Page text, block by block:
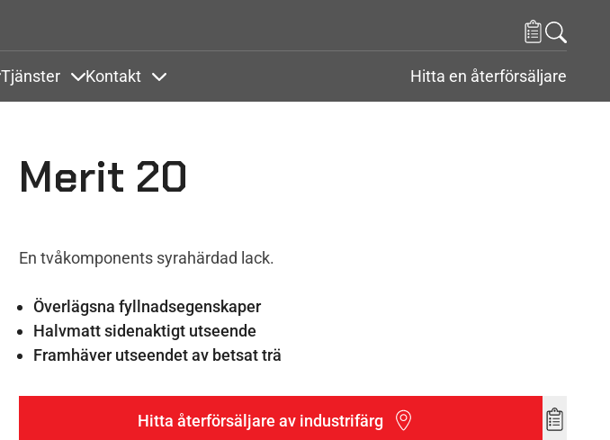
Tjänster Kontakt Hitta en återförsäljare
Merit 20
En tvåkomponents syrahärdad lack.
Överlägsna fyllnadsegenskaper
Halvmatt sidenaktigt utseende
Framhäver utseendet av betsat trä
Hitta återförsäljare av industrifärg
Add